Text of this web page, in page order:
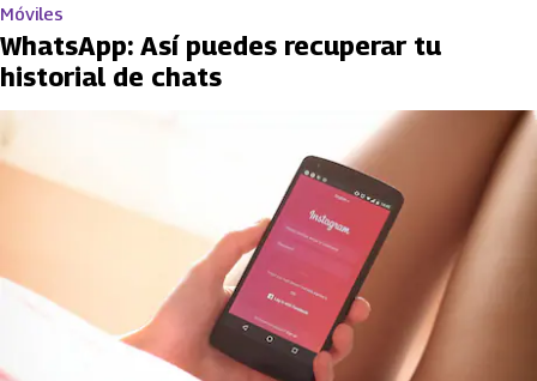
Móviles
WhatsApp: Así puedes recuperar tu
historial de chats